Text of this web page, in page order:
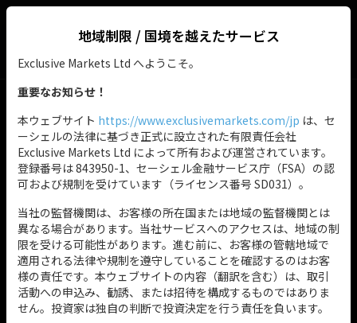
リスクに関する警告：CFDは、知識と理解を要する複雑な金融商品
上回る場合があり、状況によっては預入金を上回ることもありま
JP
地域制限 / 国境を越えたサービス
Exclusive Markets Ltd へようこそ。
重要なお知らせ！
本ウェブサイト https://www.exclusivemarkets.com/jp は、セ
ーシェルの法律に基づき正式に設立された有限責任会社
Exclusive Markets Ltd によって所有および運営されています。
登録番号は 843950-1、セーシェル金融サービス庁（FSA）の認
可および規制を受けています（ライセンス番号 SD031）。
当社の監督機関は、お客様の所在国または地域の監督機関とは
異なる場合があります。当社サービスへのアクセスは、地域の制
限を受ける可能性があります。進む前に、お客様の管轄地域で
適用される法律や規制を遵守していることを確認するのはお客
様の責任です。本ウェブサイトの内容（翻訳を含む）は、取引
活動への申込み、勧誘、または招待を構成するものではありま
せん。投資家は独自の判断で投資決定を行う責任を負います。